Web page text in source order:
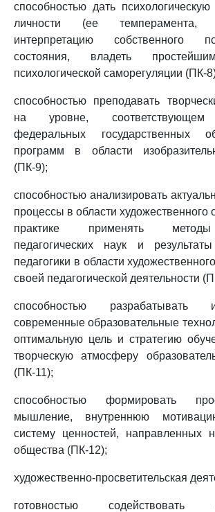
способностью дать психологическую
личности (ее темперамента,
интерпретацию собственного
состояния, владеть
психологической саморегуляции (ПК-
способностью преподавать
на уровне, соответствующем
федеральных государственных
программ в области
(ПК-9);
способностью анализировать
процессы в области художественного
практике применять
педагогических наук и
педагогики в области
своей педагогической деятельности
способностью разрабатывать
современные образовательные
оптимальную цель и стратегию
творческую атмосферу
(ПК-11);
способностью формировать
мышление, внутреннюю
систему ценностей, направленных
общества (ПК-12);
художественно-просветительская
готовностью содействовать